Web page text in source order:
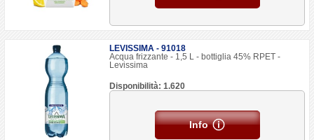
LEVISSIMA - 91018
Acqua frizzante - 1,5 L - bottiglia 45% RPET -
Levissima
Disponibilità: 1.620
Info